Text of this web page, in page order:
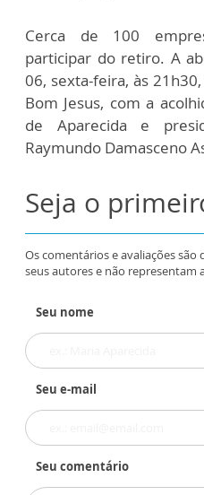
Cerca de 100
participar do retiro. A
06, sexta-feira, às
Bom Jesus, com a
de Aparecida e
Raymundo Damasceno
Seja o
Os comentários e avaliações
seus autores e não representam
Seu nome
Seu e-mail
Seu comentário